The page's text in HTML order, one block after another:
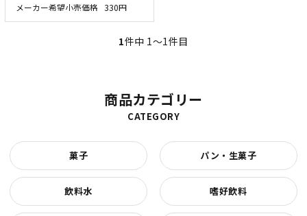
メーカー希望小売価格 330円
1件中 1〜1件目
商品カテゴリー
CATEGORY
菓子 パン・生菓子
飲料水 嗜好飲料